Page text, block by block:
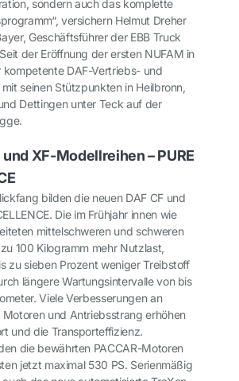
sondern auch das komplette
versichern Helmut Dreher
Geschäftsführer der EBB Truck
der Eröffnung der ersten NUFAM in
DAF-Vertriebs- und
seinen Stützpunkten in Heilbronn,
Dettingen unter Teck auf der
und XF-Modellreihen – PURE
bilden die neuen DAF CF und
Die im Frühjahr innen wie
mittelschweren und schweren
100 Kilogramm mehr Nutzlast,
zu sieben Prozent weniger Treibstoff
längere Wartungsintervalle von bis
Viele Verbesserungen an
Motoren und Antriebsstrang erhöhen
und die Transporteffizienz.
die bewährten PACCAR-Motoren
jetzt maximal 530 PS. Serienmäßig